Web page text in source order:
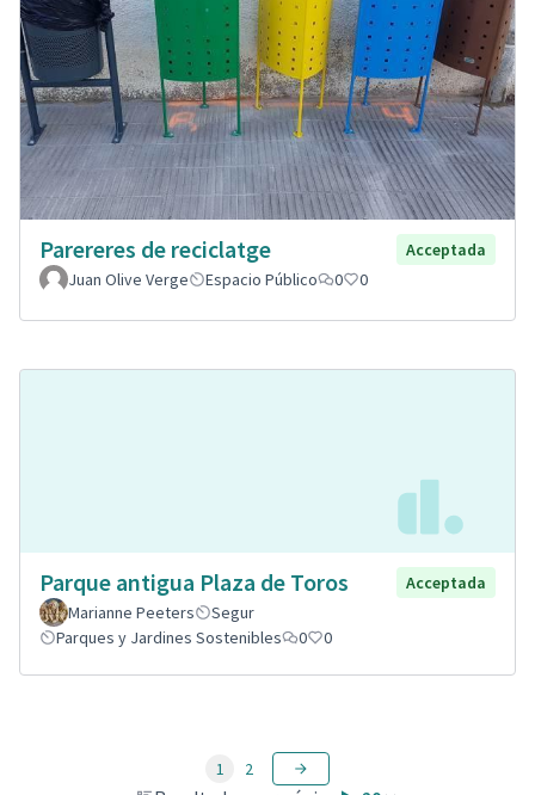
Parereres de reciclatge
Acceptada
Juan Olive Verge
Espacio Público 0 0
Parque antigua Plaza de Toros
Acceptada
Marianne Peeters
Segur
Parques y Jardines Sostenibles
0 0
1 2